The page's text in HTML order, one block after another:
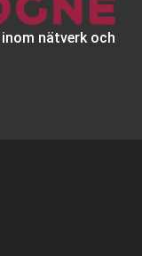
nätverk och